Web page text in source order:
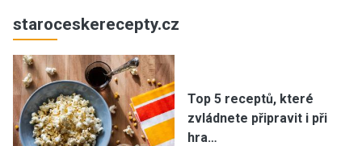
staroceskerecepty.cz
Top 5 receptů, které
zvládnete připravit i při
hra…